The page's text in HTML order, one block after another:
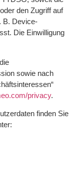
den Zugriff auf
B. Device-
Die Einwilligung
sowie nach
privacy.
finden Sie